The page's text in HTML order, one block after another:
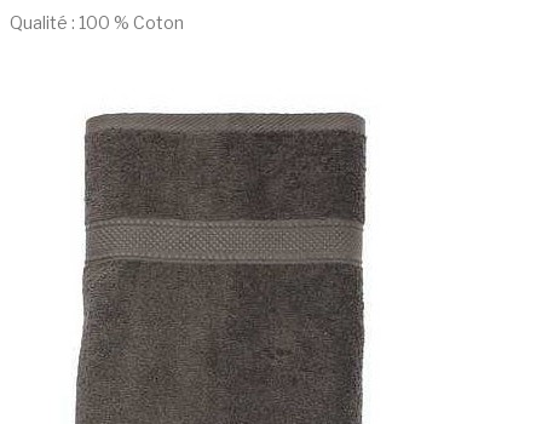
Qualité : 100 % Coton